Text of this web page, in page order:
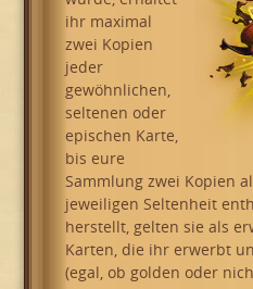
ihr maximal
zwei Kopien
jeder
gewöhnlichen,
seltenen oder
epischen Karte,
bis eure
Sammlung zwei Kopien
jeweiligen Seltenheit
herstellt, gelten sie als
Karten, die ihr erwerbt
(egal, ob golden oder